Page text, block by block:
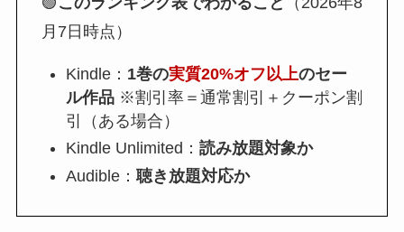
月7日時点）
Kindle： 1巻の実質20%オフ以上のセー
ル作品※割引率＝通常割引＋クーポン割
引（ある場合）
Kindle Unlimited： 読み放題対象か
Audible： 聴き放題対応か